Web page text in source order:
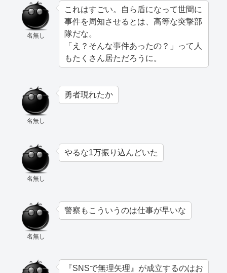
名無し
これはすごい。自ら盾になって世間に
事件を周知させるとは、高等な突撃部
隊だな。
「え？そんな事件あったの？」って人
もたくさん居ただろうに。
名無し
勇者現れたか
名無し
やるな1万振り込んどいた
名無し
警察もこういうのは仕事が早いな
『SNSで無理矢理』が成立するのはお